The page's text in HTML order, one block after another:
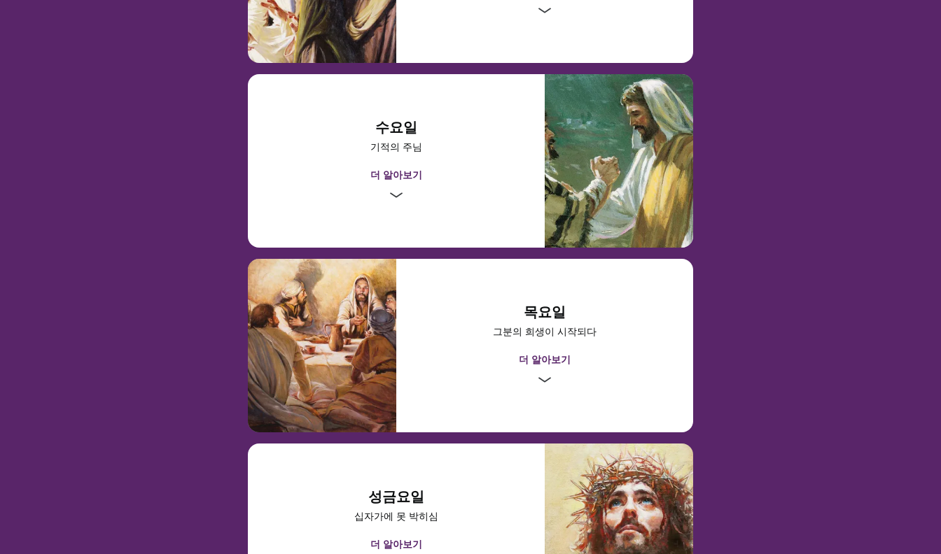
시청하기
재생하기
예루살렘으로 승리의 입성을 하신 구주
읽고 숙고한다
어떻게 하면 예수님의 가르침을 들을 준비를 하기 위해 마음과 생
각을 깨끗이 할 수 있을까요?
재생하기
예수께서 성전을 정결하게 하시다
예루살렘에서 예수님을 둘러싼 무리 중에는 그분을 지지하는 사람들만큼이나 비난하는 사람들도 많았
습니다. 최고의 교사이신 그분은 당신의 지혜를 나눌 기회를 절대 헛되이 흘려보내지 않으셨습니다. 그
분은 생의 마지막 주를 보내시는 동안 불후의 가르침 중 몇 가지를 나누셨습니다. 그분의 말씀은 당시
그곳에 있었던 사람들만을 위한 것이 아니었습니다. 그분이 성역을 베푸시던 내내 주신 가르침은 우리
삶에도 축복이 될 수 있습니다. 아래에서 그분이 가르치신 몇 가지 비유를 시청하세요.
경전의 교훈을 어떻게 자기 삶에 적용할 수 있을까요?
마태복음 22:36–40
마태복음 25:34–45
시청하기
수요일
기적의 주님
더 알아보기
개요
예수 그리스도와 그분의 제자들이 성주간 동안 매일 무엇을 하셨는지 정확히 아는 사람은 아무도 없지
만, 성경학자들은 그분이 유월절을 기다리시며 그 주의 일부를 베다니 마을에서 쉬시면서 보냈으리라
추측합니다. 그곳에는 예수님을 따르는 사람들이 많았습니다. 성주간 얼마 전에 예수님은 죽은 나사로
를 살리기 위해 베다니를 방문하셨습니다. 마을의 많은 사람이 이 기적을 본 뒤 예수님을 하나님의 아들
이라고 믿었습니다.
읽고 숙고한다
예수 그리스도께서는 여러분의 삶에서 어떤 기적을 가능하게 하
목요일
그분의 희생이 시작되다
더 알아보기
예수님은 사도들과 함께 성스러운 유월절을 지키셨습니다. 그분은 성스러운 성찬 의식을 제정하시고,
그 의식에서 당신을 기억하여 먹고 마시라고 제자들에게 권유하셨습니다. 그분은 그들에게 성신의 위로
하는 권능에 관해 가르치셨습니다. 그리고 그들과 함께하는 시간이 곧 끝나리라는 것을 아시고 그들에
게 당신이 그들을 사랑하신 것처럼 서로 사랑하라고 명하셨습니다. 그분은 사람들이 그 사랑을 보고 그
들이 당신의 제자인 줄 알게 될 것이라고 말씀하셨습니다.
성금요일
십자가에 못 박히심
더 알아보기